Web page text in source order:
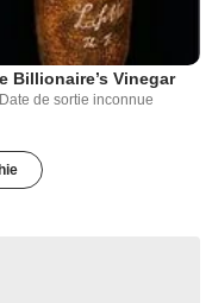
Billionaire’s Vinegar
Date de sortie inconnue